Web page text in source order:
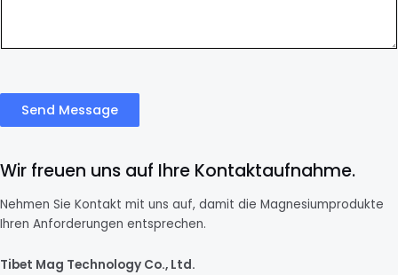
Send Message
Wir freuen uns auf Ihre Kontaktaufnahme.
Nehmen Sie Kontakt mit uns auf, damit die Magnesiumprodukte
Ihren Anforderungen entsprechen.
Tibet Mag Technology Co., Ltd.